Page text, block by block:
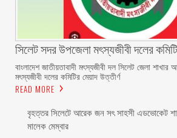
‎সিলেট সদর উপজেলা মৎস্যজীবী দলের
‎বাংলাদেশ জাতীয়তাবাদী মৎস্যজীবী দল সিলেট জেলা
মৎস্যজীবী দলের কমিটির মেয়াদ উত্তীর্ণ
READ MORE
বৃহত্তর সিলেটে আরেক জন সৎ সাহসী এডভোকেট
মালেক মেম্বার ‎